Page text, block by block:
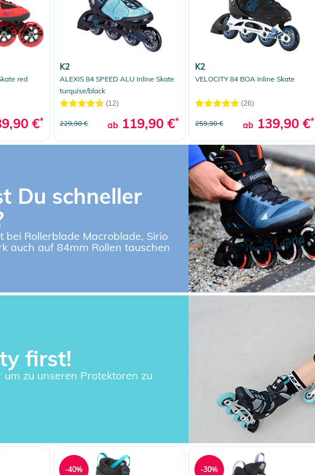
red
€*
K2
ALEXIS 84 SPEED ALU Inline Skate
turquise/black
(12)
229,90 € ab 119,90 €*
K2
VELOCITY 84 BOA Inline Skate
(26)
259,90 € ab 139,90 €*
Du schneller
bei Rollerblade Macroblade, Sirio
auch auf 84mm Rollen tauschen
first!
um zu unseren Protektoren zu
-40% -30%